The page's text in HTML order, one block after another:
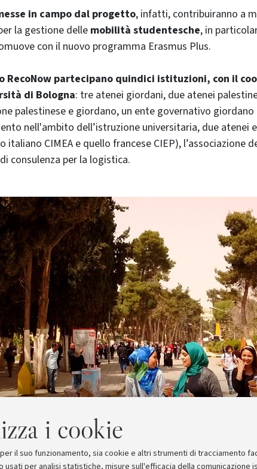
i cookie
il suo funzionamento, sia cookie e altri strumenti di tracciamento
per analisi statistiche, misure sull'efficacia della comunicazione
in campo dal progetto, infatti, contribuiranno a
la gestione dellemobilità studentesche, in
con il nuovo programma Erasmus Plus.
RecoNow partecipano quindici istituzioni, con il
di Bologna: tre atenei giordani, due atenei
palestinese e giordano, un ente governativo giordano
nell'ambito dell’istruzione universitaria, due atenei
italiano CIMEA e quello francese CIEP), l’associazione
consulenza per la logistica.